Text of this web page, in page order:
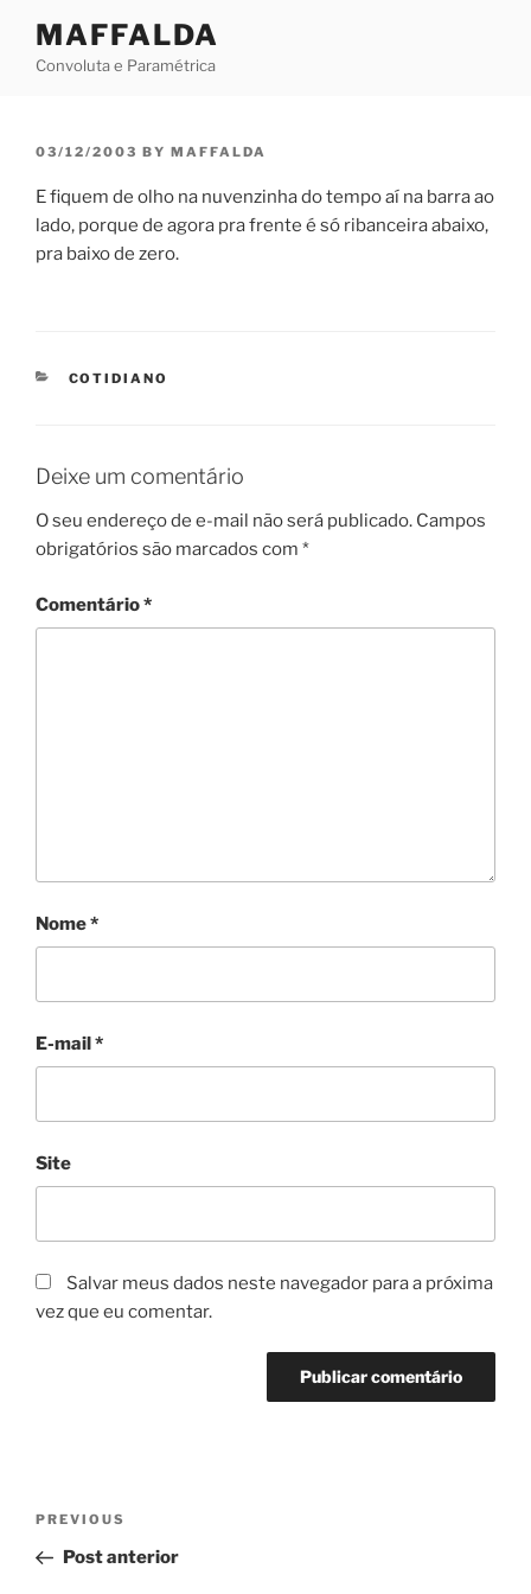
content
MAFFALDA
Convoluta e Paramétrica
POSTED
03/12/2003 BY MAFFALDA
E fiquem de olho na nuvenzinha do tempo aí na barra ao
lado, porque de agora pra frente é só ribanceira abaixo,
pra baixo de zero.
CATEGORIES
COTIDIANO
Deixe um comentário
O seu endereço de e-mail não será publicado. Campos
obrigatórios são marcados com *
Comentário*
Nome*
E-mail*
Site
Salvar meus dados neste navegador para a próxima
vez que eu comentar.
Navegação
Post
Previous
Post
PREVIOUS
Post anterior